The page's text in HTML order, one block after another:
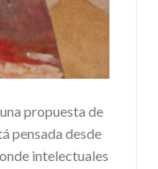
propuesta de
pensada desde
intelectuales